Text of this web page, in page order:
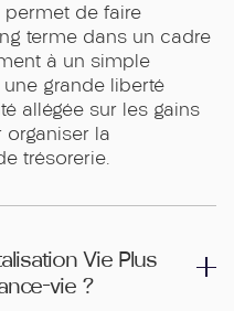
de faire
terme dans un cadre
à un simple
grande liberté
allégée sur les gains
la
trésorerie.
Vie Plus
vie ?